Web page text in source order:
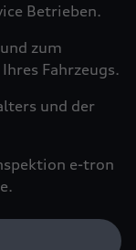
Betrieben.
zum
Fahrzeugs.
und der
e-tron